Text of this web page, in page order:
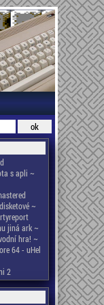
s apli ~
~
jiná ark ~
hra! ~
64 - uHel
2